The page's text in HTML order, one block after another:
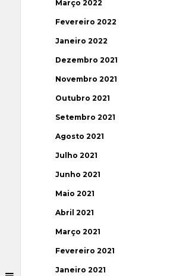
Março 2022
Fevereiro 2022
Janeiro 2022
Dezembro 2021
Novembro 2021
Outubro 2021
Setembro 2021
Agosto 2021
Julho 2021
Junho 2021
Maio 2021
Abril 2021
Março 2021
Fevereiro 2021
Janeiro 2021